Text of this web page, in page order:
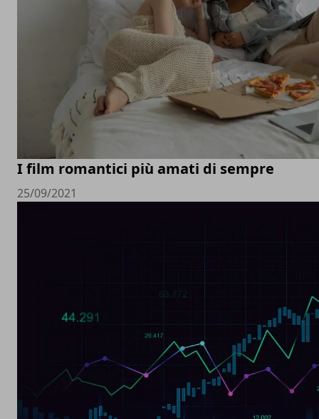
I film romantici più amati di sempre
25/09/2021